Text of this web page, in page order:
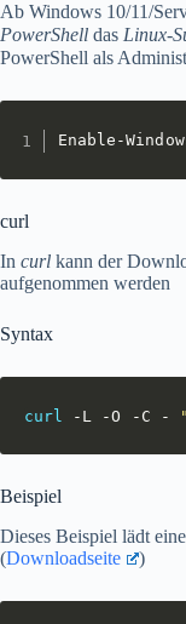
Ab Windows 10/11/
PowerShell das Linux-
PowerShell als
Enable-
curl
In curl kann der
aufgenommen werden
Syntax
curl -L -O -C -
Beispiel
Dieses Beispiel lädt
(Downloadseite )